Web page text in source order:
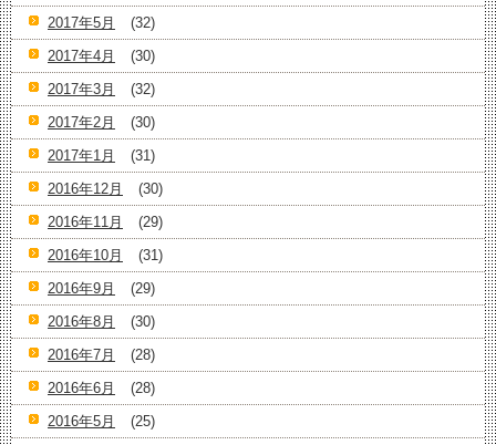
2017年5月
(32)
2017年4月
(30)
2017年3月
(32)
2017年2月
(30)
2017年1月
(31)
2016年12月
(30)
2016年11月
(29)
2016年10月
(31)
2016年9月
(29)
2016年8月
(30)
2016年7月
(28)
2016年6月
(28)
2016年5月
(25)